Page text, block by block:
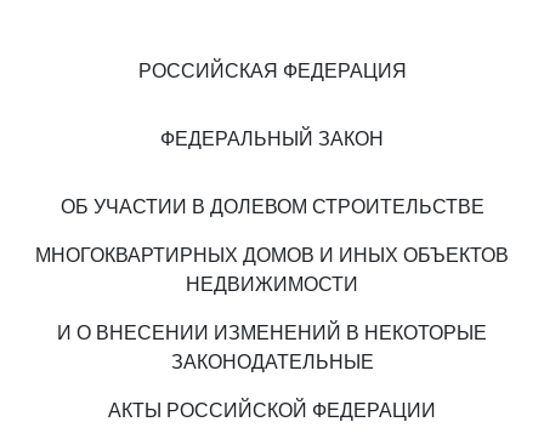
РОССИЙСКАЯ ФЕДЕРАЦИЯ
ФЕДЕРАЛЬНЫЙ ЗАКОН
ОБ УЧАСТИИ В ДОЛЕВОМ СТРОИТЕЛЬСТВЕ
МНОГОКВАРТИРНЫХ ДОМОВ И ИНЫХ ОБЪЕКТОВ
НЕДВИЖИМОСТИ
И О ВНЕСЕНИИ ИЗМЕНЕНИЙ В НЕКОТОРЫЕ
ЗАКОНОДАТЕЛЬНЫЕ
АКТЫ РОССИЙСКОЙ ФЕДЕРАЦИИ